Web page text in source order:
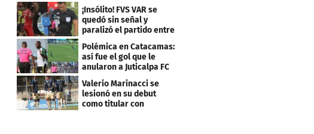
nos piden la 21"
¡Insólito! FVS VAR se
quedó sin señal y
paralizó el partido entre
Estrella Roja-Olancho
Polémica en Catacamas:
así fue el gol que le
anularon a Juticalpa FC
ante Motagua
Valerio Marinacci se
lesionó en su debut
como titular con